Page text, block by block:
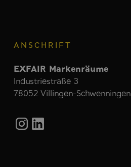
ANSCHRIFT
EXFAIR Markenräume
Industriestraße 3
78052 Villingen-Schwenningen